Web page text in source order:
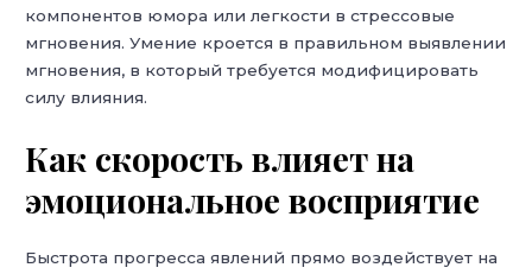
компонентов юмора или легкости в стрессовые
мгновения. Умение кроется в правильном выявлении
мгновения, в который требуется модифицировать
силу влияния.
Как скорость влияет на
эмоциональное восприятие
Быстрота прогресса явлений прямо воздействует на